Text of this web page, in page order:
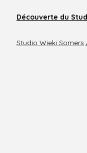
Découverte du
Studio Wieki Somers